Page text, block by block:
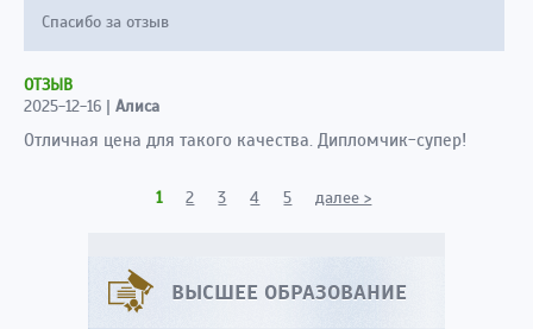
Спасибо за отзыв
ОТЗЫВ
2025-12-16 | Алиса
Отличная цена для такого качества. Дипломчик-супер!
1 2 3 4 5 далее >
ВЫСШЕЕ ОБРАЗОВАНИЕ